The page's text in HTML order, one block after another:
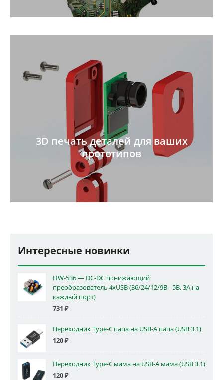
3D печать деталей для ваших
прототипов
Интересные новинки
HW-536 — DC-DC понижающий
преобразователь 4xUSB (36/24/12/9В - 5В, 3А на
каждый порт)
731 ₽
Переходник Type-C папа на USB-A папа (USB 3.1)
120₽
Переходник Type-C мама на USB-A мама (USB 3.1)
120₽